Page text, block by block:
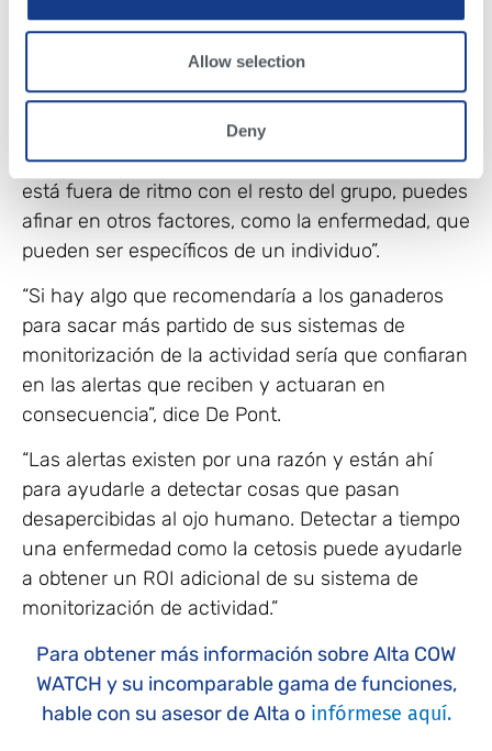
Allow selection
Deny
puede indicar cetosis.
“Un patrón de datos de grupo o corral muestra
que todas las vacas están experimentando el
mismo entorno, nutrición y manejo”, dice De Pont.
“Así, cuando los datos te muestran que una vaca
está fuera de ritmo con el resto del grupo, puedes
afinar en otros factores, como la enfermedad, que
pueden ser específicos de un individuo”.
“Si hay algo que recomendaría a los ganaderos
para sacar más partido de sus sistemas de
monitorización de la actividad sería que confiaran
en las alertas que reciben y actuaran en
consecuencia”, dice De Pont.
“Las alertas existen por una razón y están ahí
para ayudarle a detectar cosas que pasan
desapercibidas al ojo humano. Detectar a tiempo
una enfermedad como la cetosis puede ayudarle
a obtener un ROI adicional de su sistema de
monitorización de actividad.”
Para obtener más información sobre Alta COW
WATCH y su incomparable gama de funciones,
hable con su asesor de Alta oinfórmese aquí.